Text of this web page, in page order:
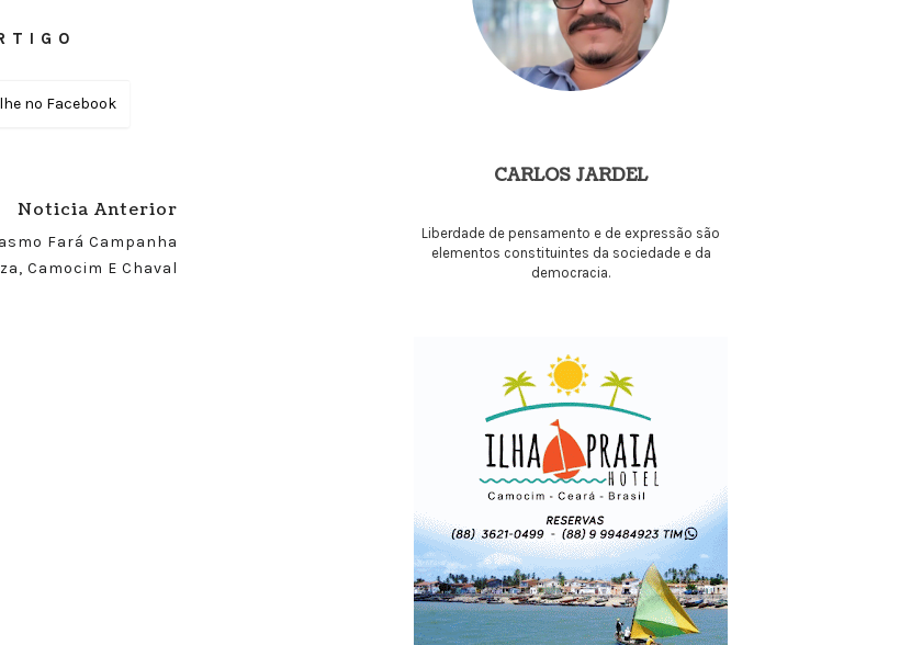
no Facebook
Noticia Anterior
Fará Campanha
Camocim E Chaval
CARLOS JARDEL
Liberdade de pensamento e de expressão são
elementos constituintes da sociedade e da
democracia.